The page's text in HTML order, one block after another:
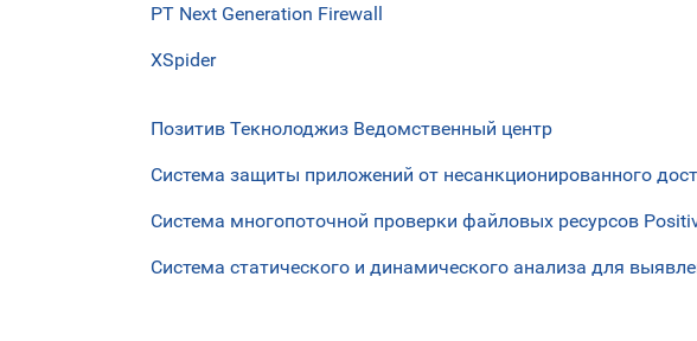
PT Next Generation Firewall
XSpider
Позитив Текнолоджиз Ведомственный центр
Система защиты приложений от несанкционированного
Система многопоточной проверки файловых ресурсов
Система статического и динамического анализа для